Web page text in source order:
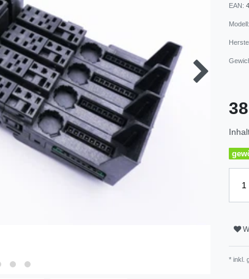
EAN:
Modell:
* inkl.